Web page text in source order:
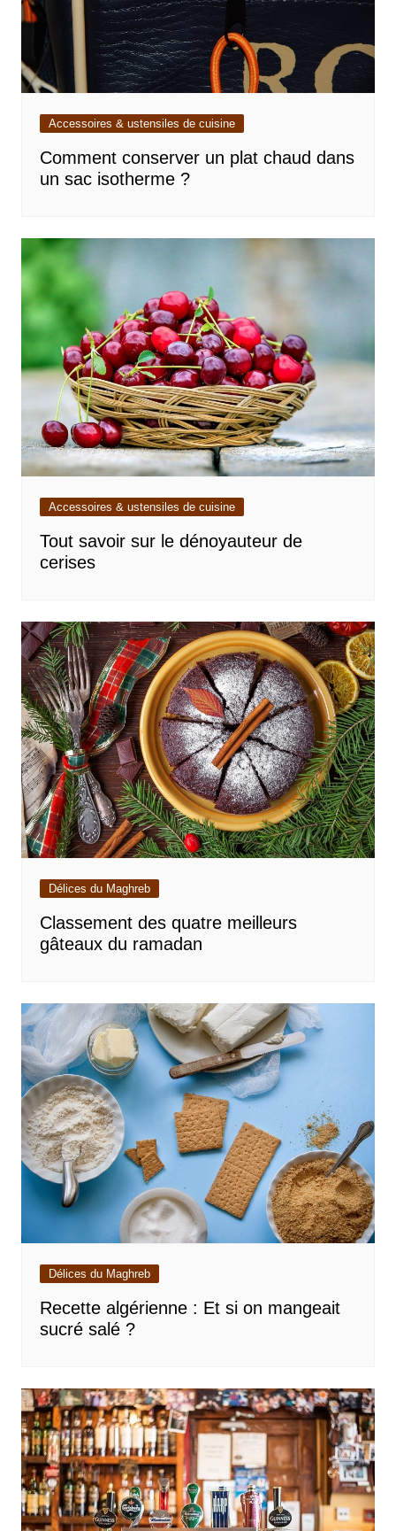
Accessoires & ustensiles de cuisine
Comment conserver un plat chaud dans
un sac isotherme ?
Accessoires & ustensiles de cuisine
Tout savoir sur le dénoyauteur de
cerises
Délices du Maghreb
Classement des quatre meilleurs
gâteaux du ramadan
Délices du Maghreb
Recette algérienne : Et si on mangeait
sucré salé ?